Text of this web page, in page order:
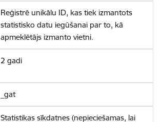
Reģistrē unikālu ID, kas tiek izmantots
statistisko datu iegūšanai par to, kā
apmeklētājs izmanto vietni.
2 gadi
_gat
Statistikas sīkdatnes (nepieciešamas, lai